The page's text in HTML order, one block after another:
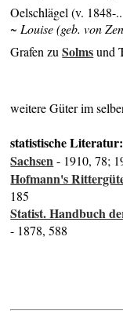
Oelschlägel (v. 1848-
~ Louise (geb. von
Grafen zuSolmsund
weitere Güter im
statistische
Sachsen- 1910, 78;
Hofmann's
185
Statist. Handbuch
- 1878, 588